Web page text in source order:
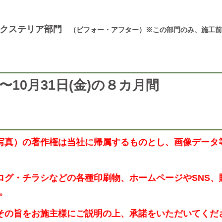
ステリア部門 （ビフォー・アフター）※この部門のみ、施工
10月31日(金)の８カ月間
）の著作権は当社に帰属するものとし、画像デー
・チラシなどの各種印刷物、ホームページやSNS
旨をお施主様にご説明の上、承諾をいただいてくだ